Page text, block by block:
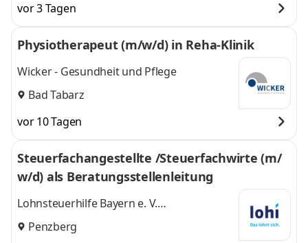
vor 3 Tagen
Physiotherapeut (m/w/d) in Reha-Klinik
Wicker - Gesundheit und Pflege
Bad Tabarz
vor 10 Tagen
Steuerfachangestellte /Steuerfachwirte (m/
w/d) als Beratungsstellenleitung
Lohnsteuerhilfe Bayern e. V.
Lohnsteuerhilfeverein
Penzberg